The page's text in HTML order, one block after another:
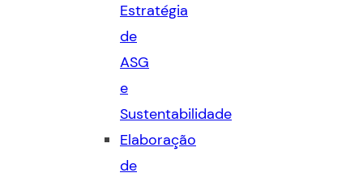
Estratégia
de
ASG
e
Sustentabilidade
Elaboração
de